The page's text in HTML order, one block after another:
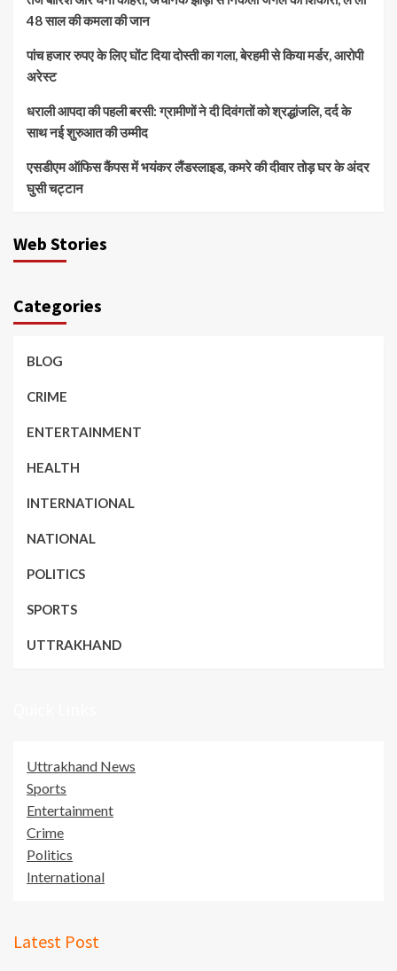
48 साल की कमला की जान
पांच हजार रुपए के लिए घोंट दिया दोस्ती का गला, बेरहमी से किया मर्डर, आरोपी
अरेस्ट
धराली आपदा की पहली बरसी: ग्रामीणों ने दी दिवंगतों को श्रद्धांजलि, दर्द के
साथ नई शुरुआत की उम्मीद
एसडीएम ऑफिस कैंपस में भयंकर लैंडस्लाइड, कमरे की दीवार तोड़ घर के अंदर
घुसी चट्टान
Web Stories
Categories
BLOG
CRIME
ENTERTAINMENT
HEALTH
INTERNATIONAL
NATIONAL
POLITICS
SPORTS
UTTRAKHAND
Uttrakhand News
Sports
Entertainment
Crime
Politics
International
Latest Post